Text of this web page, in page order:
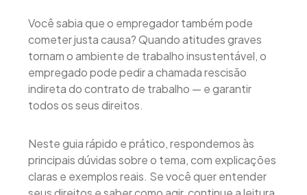
Você sabia que o empregador também pode
cometer justa causa? Quando atitudes graves
tornam o ambiente de trabalho insustentável, o
empregado pode pedir a chamada rescisão
indireta do contrato de trabalho — e garantir
todos os seus direitos.
Neste guia rápido e prático, respondemos às
principais dúvidas sobre o tema, com explicações
claras e exemplos reais. Se você quer entender